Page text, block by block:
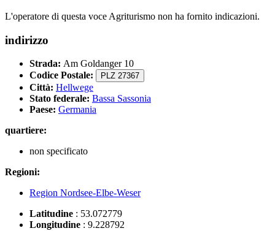
L'operatore di questa voce Agriturismo non ha fornito indicazioni.
indirizzo
Strada: Am Goldanger 10
Codice Postale:
PLZ 27367
Città: Hellwege
Stato federale: Bassa Sassonia
Paese: Germania
quartiere:
non specificato
Regioni:
Region Nordsee-Elbe-Weser
Latitudine : 53.072779
Longitudine : 9.228792